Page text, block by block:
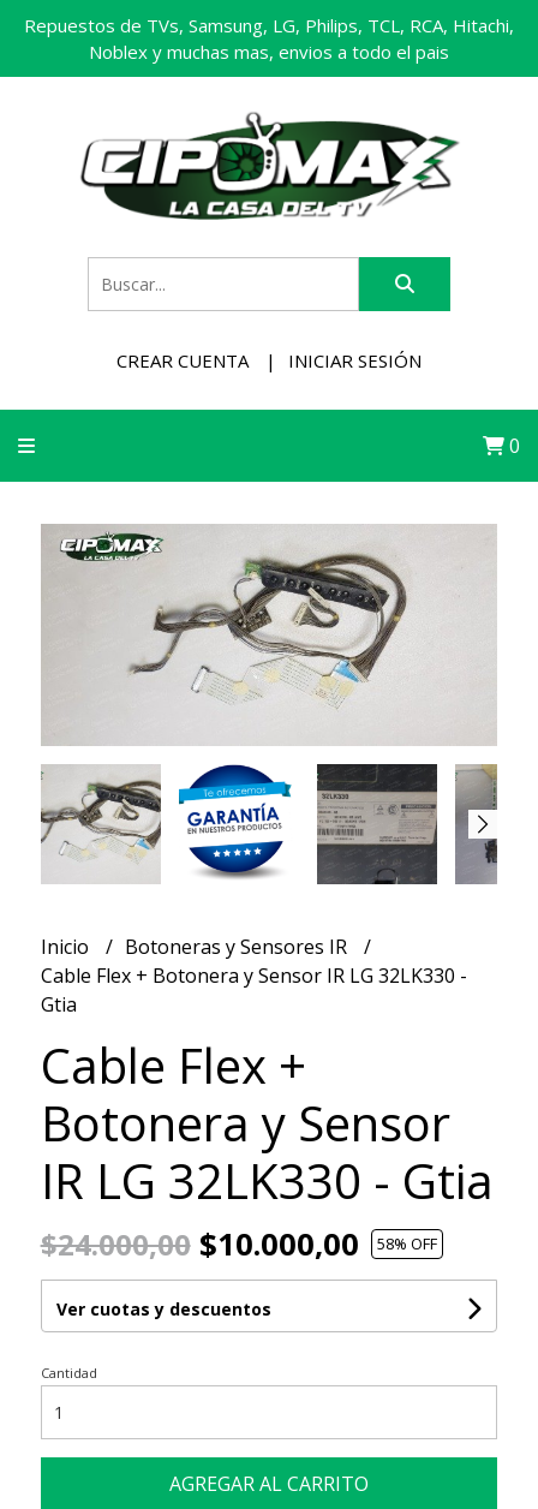
Repuestos de TVs, Samsung, LG, Philips, TCL, RCA, Hitachi,
Noblex y muchas mas, envios a todo el pais
CREAR CUENTA INICIAR SESIÓN
0
Inicio
Botoneras y Sensores IR
Cable Flex + Botonera y Sensor IR LG 32LK330 -
Gtia
Cable Flex +
Botonera y Sensor
IR LG 32LK330 - Gtia
$24.000,00$10.000,00 58% OFF
Ver cuotas y descuentos
Cantidad
AGREGAR AL CARRITO